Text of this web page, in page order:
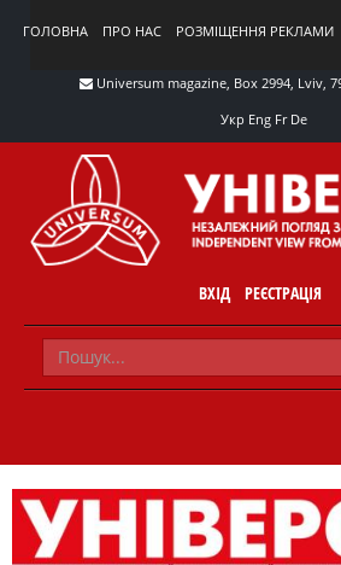
ГОЛОВНА ПРО НАС РОЗМІЩЕННЯ РЕКЛАМИ
Universum magazine, Box 2994, Lviv,
Укр Eng Fr De
ВХІД РЕЄСТРАЦІЯ